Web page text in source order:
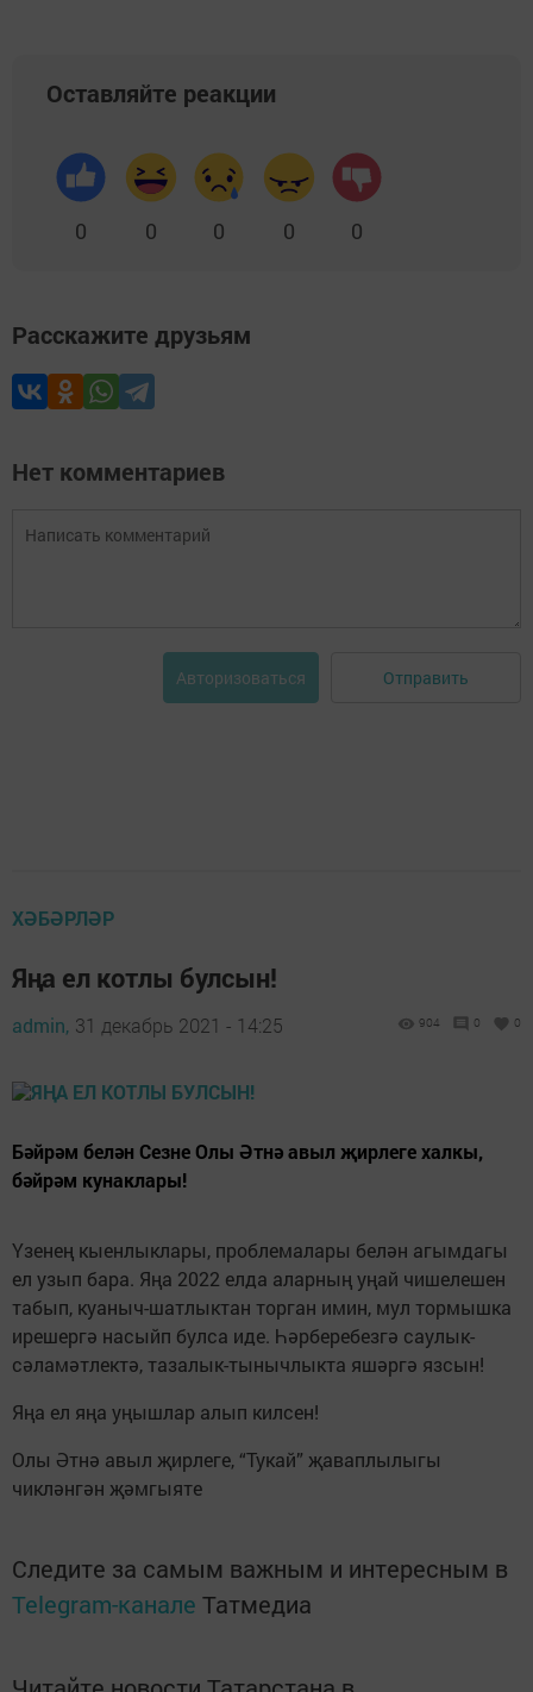
Оставляйте реакции
0 0 0 0 0
Расскажите друзьям
Нет комментариев
Авторизоваться Отправить
ХӘБӘРЛӘР
Яңа ел котлы булсын!
admin, 31 декабрь 2021 - 14:25 904 0 0
Бәйрәм белән Сезне Олы Әтнә авыл җирлеге халкы,
бәйрәм кунаклары!
Үзенең кыенлыклары, проблемалары белән агымдагы
ел узып бара. Яңа 2022 елда аларның уңай чишелешен
табып, куаныч-шатлыктан торган имин, мул тормышка
ирешергә насыйп булса иде. Һәрберебезгә саулык-
сәламәтлектә, тазалык-тынычлыкта яшәргә язсын!
Яңа ел яңа уңышлар алып килсен!
Олы Әтнә авыл җирлеге, “Тукай” җаваплылыгы
чикләнгән җәмгыяте
Следите за самым важным и интересным в
Telegram-канале Татмедиа